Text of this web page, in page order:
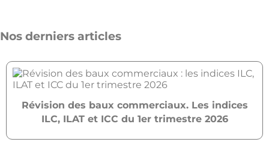
Nos derniers articles
Révision des baux commerciaux. Les indices
ILC, ILAT et ICC du 1er trimestre 2026